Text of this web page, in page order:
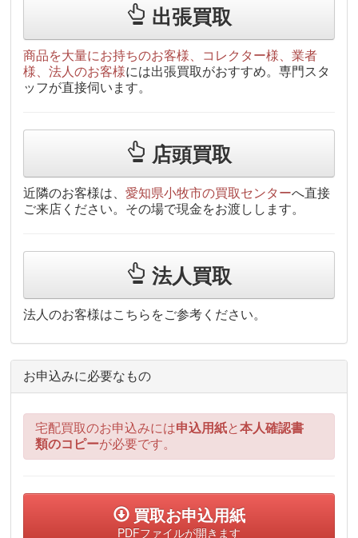
出張買取
商品を大量にお持ちのお客様、コレクター様、業者
様、法人のお客様には出張買取がおすすめ。専門スタ
ッフが直接伺います。
店頭買取
近隣のお客様は、愛知県小牧市の買取センターへ直接
ご来店ください。その場で現金をお渡しします。
法人買取
法人のお客様はこちらをご参考ください。
お申込みに必要なもの
宅配買取のお申込みには申込用紙と本人確認書
類のコピーが必要です。
買取お申込用紙
PDFファイルが開きます